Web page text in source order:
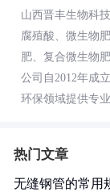
山西晋丰生物科
腐殖酸、微生物
肥、复合微生物
公司自2012年成
环保领域提供专
热门文章
无缝钢管的常用